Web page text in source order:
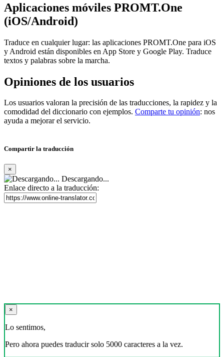
Aplicaciones móviles PROMT.One
(iOS/Android)
Traduce en cualquier lugar: las aplicaciones PROMT.One para iOS
y Android están disponibles en App Store y Google Play. Traduce
textos y palabras sobre la marcha.
Opiniones de los usuarios
Los usuarios valoran la precisión de las traducciones, la rapidez y la
comodidad del diccionario con ejemplos. Comparte tu opinión: nos
ayuda a mejorar el servicio.
Compartir la traducción
×
Descargando...
Enlace directo a la traducción:
×
Lo sentimos,
Pero ahora puedes traducir solo 5000 caracteres a la vez.